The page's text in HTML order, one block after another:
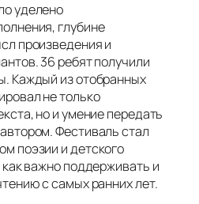
уделено
глубине
произведения и
36 ребят получили
Каждый из отобранных
не только
но и умение передать
Фестиваль стал
поэзии и детского
важно поддерживать и
с самых ранних лет.